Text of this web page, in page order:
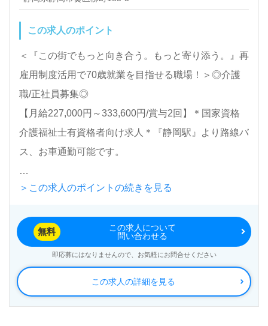
この求人のポイント
＜『この街でもっと向き合う。もっと寄り添う。』再
雇用制度活用で70歳就業を目指せる職場！＞◎介護
職/正社員募集◎
【月給227,000円～333,600円/賞与2回】＊国家資格
介護福祉士有資格者向け求人＊『静岡駅』より路線バ
ス、お車通勤可能です。
入所定員120人（36室/従来型多床室）『特別養護老
（本部：静岡県静岡市）様の運営です。静岡県を中心
に特別養護老人ホーム、訪問介護、デイサービス、シ
ョートステイ、居宅介護支援事業を展開されていま
す。
＞この求人のポイントの続きを見る
この求人の詳細を見る
無料
この求人について
問い合わせる
即応募にはなりませんので、お気軽にお問合せください